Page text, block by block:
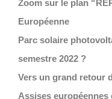
Zoom sur le plan
Européenne
Parc solaire
semestre 2022 ?
Vers un grand retour
Assises